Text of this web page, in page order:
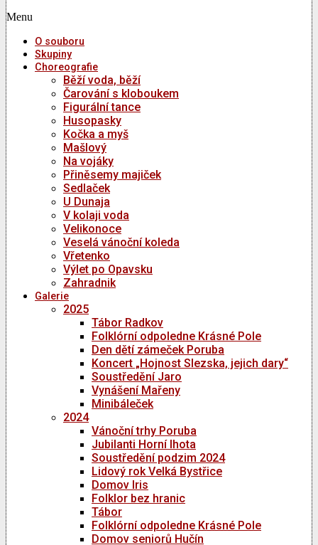
Menu
O souboru
Skupiny
Choreografie
Běží voda, běží
Čarování s kloboukem
Figurální tance
Husopasky
Kočka a myš
Mašlový
Na vojáky
Přiněsemy majiček
Sedlaček
U Dunaja
V kolaji voda
Velikonoce
Veselá vánoční koleda
Vřetenko
Výlet po Opavsku
Zahradnik
Galerie
2025
Tábor Radkov
Folklórní odpoledne Krásné Pole
Den dětí zámeček Poruba
Koncert „Hojnost Slezska, jejich dary“
Soustředění Jaro
Vynášení Mařeny
Minibáleček
2024
Vánoční trhy Poruba
Jubilanti Horní lhota
Soustředění podzim 2024
Lidový rok Velká Bystřice
Domov Iris
Folklor bez hranic
Tábor
Folklórní odpoledne Krásné Pole
Domov seniorů Hučín